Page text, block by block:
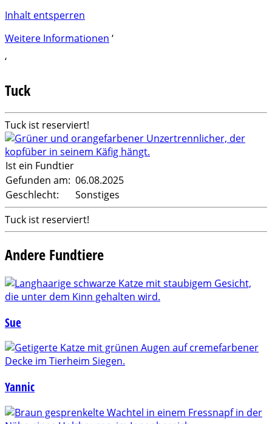
Inhalt entsperren
Weitere Informationen ‘
‘
Tuck
Tuck ist reserviert!
Ist ein Fundtier
Gefunden am: 06.08.2025
Geschlecht:
Sonstiges
Tuck ist reserviert!
Andere Fundtiere
Sue
Yannic